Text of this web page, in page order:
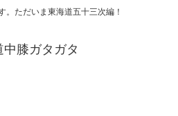
。ただいま東海道五十三次編！
中膝ガタガタ